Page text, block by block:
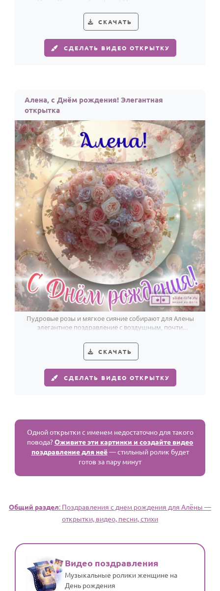
СКАЧАТЬ
СДЕЛАТЬ ВИДЕО ОТКРЫТКУ
Алена, с Днём рождения! Элегантная
открытка
Пудровые розы и мягкое сияние собирают для Алены
элегантное поздравление с воздушным, почти
СКАЧАТЬ
СДЕЛАТЬ ВИДЕО ОТКРЫТКУ
Одной открытки с именем недостаточно для такого
повода?Оживите эти картинки и создайте видео
поздравление для неё— стильный ролик будет
готов за пару минут
Общий раздел: Поздравления с днем рождения для Алёны —
открытки, видео, песни, стихи
Видео поздравления
Музыкальные ролики женщине на
День рождения